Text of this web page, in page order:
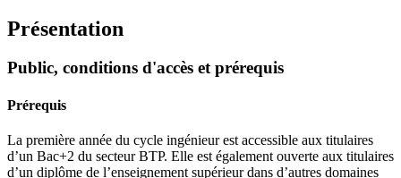
Présentation
Public, conditions d'accès et prérequis
Prérequis
La première année du cycle ingénieur est accessible aux titulaires
d’un Bac+2 du secteur BTP. Elle est également ouverte aux titulaires
d’un diplôme de l’enseignement supérieur dans d’autres domaines